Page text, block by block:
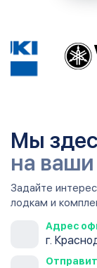
Мы
на
Задайте
лодкам и
Адрес
г.